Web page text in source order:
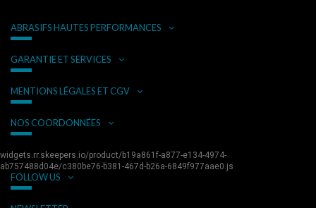
ABRASIFS HAUTES PERFORMANCES
GARANTIE ET SERVICES
MENTIONS LÉGALES ET CGV
NOS COORDONNÉES
widgets.rr.skeepers.io/product/b19a861f-a877-e134-4974-
ab757488d04e/c380be76-b381-467d-b26a-6849f977aae0.js
FOLLOW US